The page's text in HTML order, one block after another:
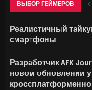
ВЫБОР ГЕЙМЕРОВ
Реалистичный
смартфоны
Разработчик AFK
новом обновлении